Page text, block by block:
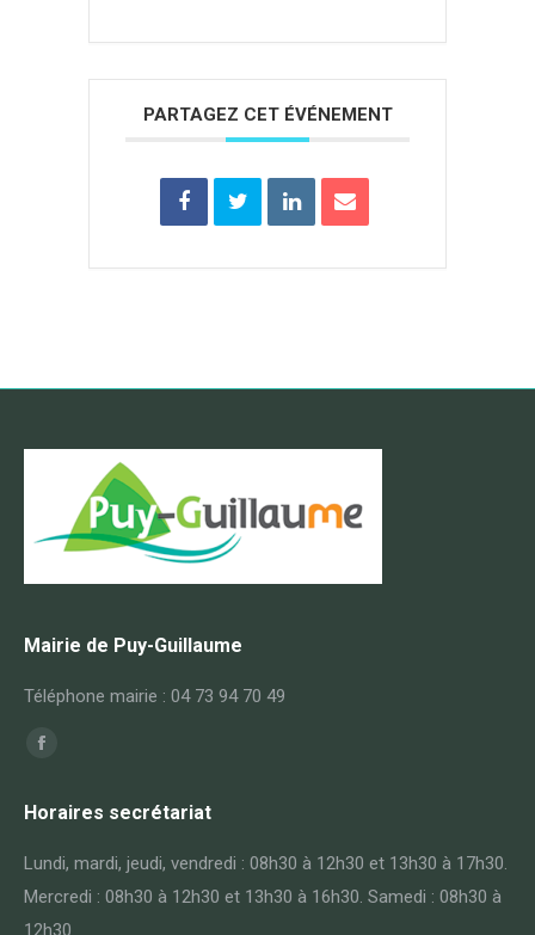
PARTAGEZ CET ÉVÉNEMENT
Mairie de Puy-Guillaume
Téléphone mairie : 04 73 94 70 49
Trouvez nous sur :
Facebook
opens
Horaires secrétariat
Lundi, mardi, jeudi, vendredi : 08h30 à 12h30 et 13h30 à 17h30.
Mercredi : 08h30 à 12h30 et 13h30 à 16h30. Samedi : 08h30 à
12h30